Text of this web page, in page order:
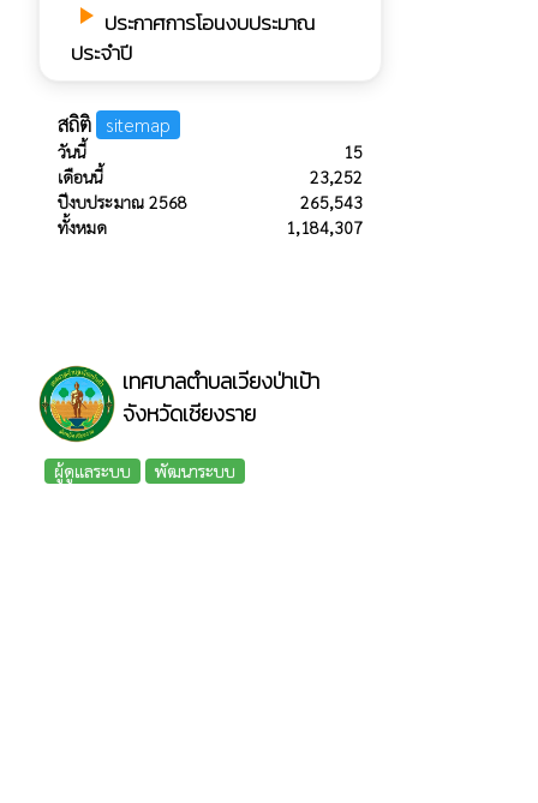
play_arrow ประกาศการโอนงบประมาณ
ประจำปี
สถิติ sitemap
วันนี้
15
เดือนนี้
23,252
ปีงบประมาณ 2568
265,543
ทั้งหมด
1,184,307
เทศบาลตำบลเวียงป่าเป้า
จังหวัดเชียงราย
ผู้ดูแลระบบ พัฒนาระบบ